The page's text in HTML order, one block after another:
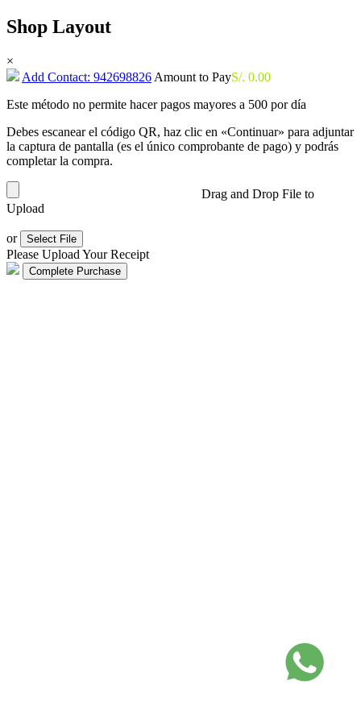
Shop Layout
×
Add Contact: 942698826 Amount to PayS/. 0.00
Este método no permite hacer pagos mayores a 500 por día
Debes escanear el código QR, haz clic en «Continuar» para adjuntar
la captura de pantalla (es el único comprobante de pago) y podrás
completar la compra.
Drag and Drop File to
Upload
or Select File
Please Upload Your Receipt